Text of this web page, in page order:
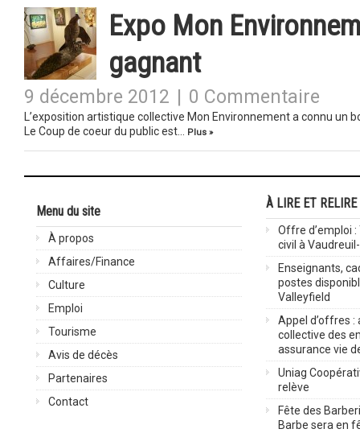
Expo Mon
gagnant
9 décembre 2012 0 Commentaire
L’exposition artistique collective Mon Environnement a connu
Le Coup de coeur du public est…
Plus »
Menu du site
À propos
Affaires/Finance
Culture
Emploi
Tourisme
Avis de décès
Partenaires
Contact
À LIRE ET RELIRE
Offre d’emploi
civil à
Enseignants,
postes
Valleyfield
Appel d’offres :
collective des
assurance vie
Uniag
relève
Fête des
Barbe sera en